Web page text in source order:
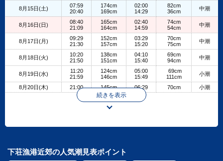
8月15日(土)
07:59
20:40
174cm
169cm
02:00
14:29
82cm
36cm
中潮
8月16日(日)
08:40
21:09
165cm
164cm
02:40
14:59
74cm
54cm
中潮
8月17日(月)
09:29
21:30
152cm
157cm
03:29
15:20
70cm
75cm
中潮
8月18日(火)
10:20
21:50
138cm
151cm
04:10
15:40
69cm
94cm
中潮
8月19日(水)
11:20
21:59
124cm
146cm
05:00
15:49
69cm
111cm
小潮
8月20日(木) 21:00 145cm 06:29 70cm 小潮
続きを表示
下荘漁港近郊の人気潮見表ポイント